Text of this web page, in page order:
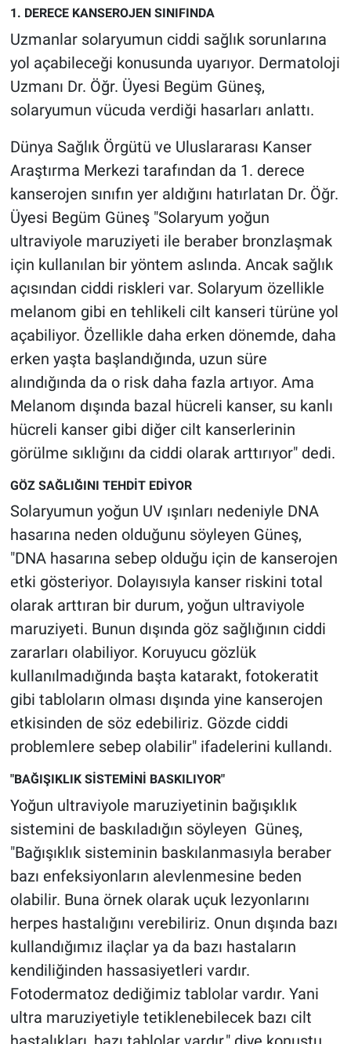
1. DERECE KANSEROJEN SINIFINDA
Uzmanlar solaryumun ciddi sağlık sorunlarına
yol açabileceği konusunda uyarıyor. Dermatoloji
Uzmanı Dr. Öğr. Üyesi Begüm Güneş,
solaryumun vücuda verdiği hasarları anlattı.
Dünya Sağlık Örgütü ve Uluslararası Kanser
Araştırma Merkezi tarafından da 1. derece
kanserojen sınıfın yer aldığını hatırlatan Dr. Öğr.
Üyesi Begüm Güneş "Solaryum yoğun
ultraviyole maruziyeti ile beraber bronzlaşmak
için kullanılan bir yöntem aslında. Ancak sağlık
açısından ciddi riskleri var. Solaryum özellikle
melanom gibi en tehlikeli cilt kanseri türüne yol
açabiliyor. Özellikle daha erken dönemde, daha
erken yaşta başlandığında, uzun süre
alındığında da o risk daha fazla artıyor. Ama
Melanom dışında bazal hücreli kanser, su kanlı
hücreli kanser gibi diğer cilt kanserlerinin
görülme sıklığını da ciddi olarak arttırıyor" dedi.
GÖZ SAĞLIĞINI TEHDİT EDİYOR
Solaryumun yoğun UV ışınları nedeniyle DNA
hasarına neden olduğunu söyleyen Güneş,
"DNA hasarına sebep olduğu için de kanserojen
etki gösteriyor. Dolayısıyla kanser riskini total
olarak arttıran bir durum, yoğun ultraviyole
maruziyeti. Bunun dışında göz sağlığının ciddi
zararları olabiliyor. Koruyucu gözlük
kullanılmadığında başta katarakt, fotokeratit
gibi tabloların olması dışında yine kanserojen
etkisinden de söz edebiliriz. Gözde ciddi
problemlere sebep olabilir" ifadelerini kullandı.
"BAĞIŞIKLIK SİSTEMİNİ BASKILIYOR"
Yoğun ultraviyole maruziyetinin bağışıklık
sistemini de baskıladığın söyleyen Güneş,
"Bağışıklık sisteminin baskılanmasıyla beraber
bazı enfeksiyonların alevlenmesine beden
olabilir. Buna örnek olarak uçuk lezyonlarını
herpes hastalığını verebiliriz. Onun dışında bazı
kullandığımız ilaçlar ya da bazı hastaların
kendiliğinden hassasiyetleri vardır.
Fotodermatoz dediğimiz tablolar vardır. Yani
ultra maruziyetiyle tetiklenebilecek bazı cilt
Popüler
Programlar
Spor
Teknoloji
Türkiye'nin Geleceği
Türkiye'nin Gündemi
Yerel Gündem
Yerel Yaşam
Canlı Yayın